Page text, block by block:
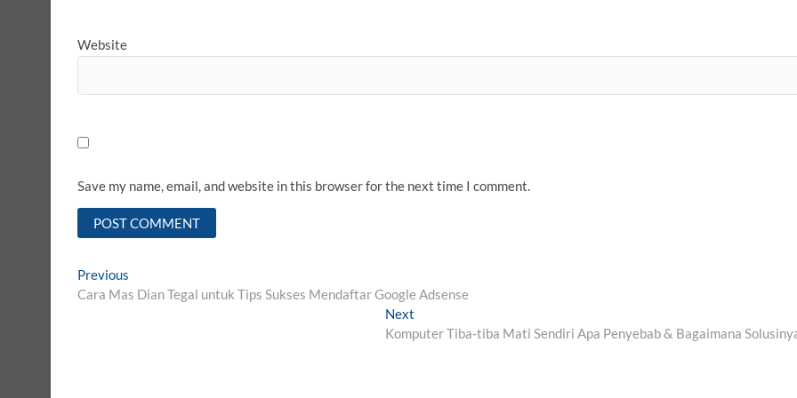
Website
Save my name, email, and website in this browser for the next time I comment.
Post
navigation
Previous
post:
Cara Mas Dian Tegal untuk Tips Sukses Mendaftar Google Adsense
Next
post:
Komputer Tiba-tiba Mati Sendiri Apa Penyebab & Bagaimana